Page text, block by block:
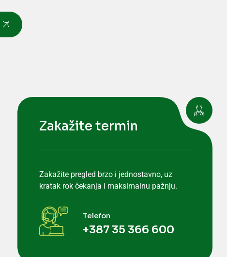
Zakažite termin
Zakažite pregled brzo i jednostavno, uz
kratak rok čekanja i maksimalnu pažnju.
Telefon
+387 35 366 600